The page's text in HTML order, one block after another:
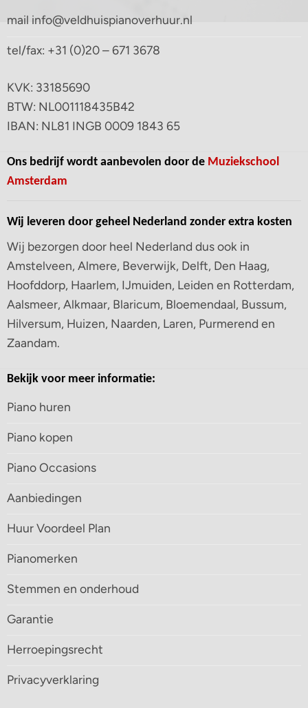
mail info@veldhuispianoverhuur.nl
tel/fax: +31 (0)20 – 671 3678
KVK: 33185690
BTW: NL001118435B42
IBAN: NL81 INGB 0009 1843 65
Ons bedrijf wordt aanbevolen door de Muziekschool
Amsterdam
Wij leveren door geheel Nederland zonder extra kosten
Wij bezorgen door heel Nederland dus ook in
Amstelveen, Almere, Beverwijk, Delft, Den Haag,
Hoofddorp, Haarlem, IJmuiden, Leiden en Rotterdam,
Aalsmeer, Alkmaar, Blaricum, Bloemendaal, Bussum,
Hilversum, Huizen, Naarden, Laren, Purmerend en
Zaandam.
Bekijk voor meer informatie:
Piano huren
Piano kopen
Piano Occasions
Aanbiedingen
Huur Voordeel Plan
Pianomerken
Stemmen en onderhoud
Garantie
Herroepingsrecht
Privacyverklaring